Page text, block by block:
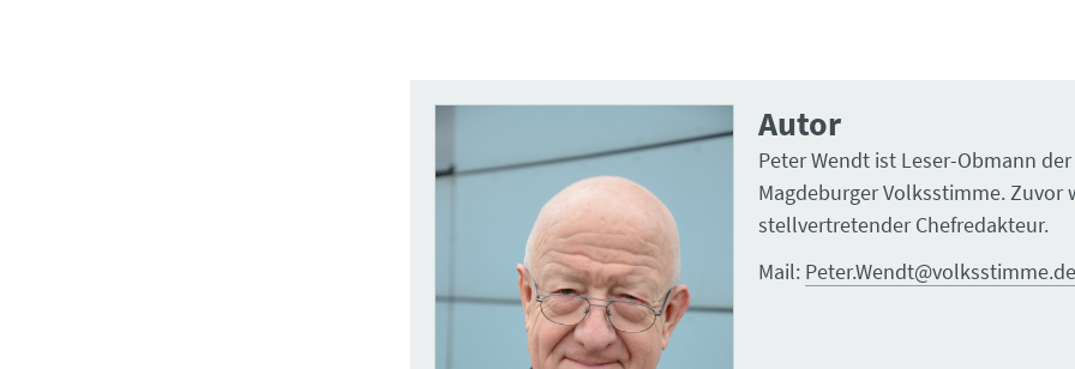
Autor
Peter Wendt ist Leser-Obmann der
Magdeburger Volksstimme. Zuvor
stellvertretender Chefredakteur.
Mail: Peter.Wendt@volksstimme.de